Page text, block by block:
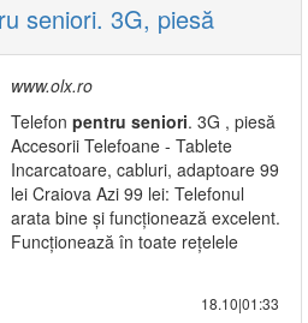
seniori. 3G, piesă
www.olx.ro
Telefon pentru seniori. 3G , piesă
Accesorii Telefoane - Tablete
Incarcatoare, cabluri, adaptoare 99
lei Craiova Azi 99 lei: Telefonul
arata bine și funcționează excelent.
Funcționează în toate rețelele
18.10|01:33